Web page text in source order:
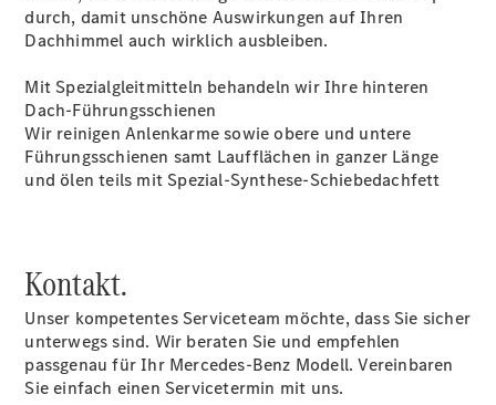
V-Klasse
V-Klasse
Limousinen
Technologie
Der neue
CLA
EQE
durch, damit unschöne Auswirkungen auf Ihren
Dachhimmel auch wirklich ausbleiben.
Mit Spezialgleitmitteln behandeln wir Ihre hinteren
Dach-Führungsschienen
Wir reinigen Anlenkarme sowie obere und untere
Führungsschienen samt Laufflächen in ganzer Länge
und ölen teils mit Spezial-Synthese-Schiebedachfett
Kontakt.
Unser kompetentes Serviceteam möchte, dass Sie sicher
unterwegs sind. Wir beraten Sie und empfehlen
passgenau für Ihr Mercedes-Benz Modell. Vereinbaren
Sie einfach einen Servicetermin mit uns.